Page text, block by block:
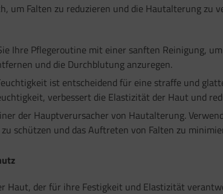
um Falten zu reduzieren und die Hautalterung
Ihre Pflegeroutine mit einer sanften Reinigung,
und die Durchblutung anzuregen.
ist entscheidend für eine straffe und
verbessert die Elastizität der Haut und
der Hauptverursacher von Hautalterung.
schützen und das Auftreten von Falten zu
Haut, der für ihre Festigkeit und Elastizität